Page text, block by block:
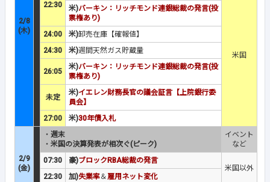
2/8
(木)
22:30
米国
米)バーキン：リッチモンド連銀総裁の発言(投
票権あり)
24:00
米)卸売在庫【確報値】
24:30
米)週間天然ガス貯蔵量
26:05
米)バーキン：リッチモンド連銀総裁の発言(投
票権あり)
未定
米)イエレン財務長官の議会証言【上院銀行委
員会】
27:00
米)30年債入札
2/9
(金)
・ 週末
・ 米国の決算発表が相次ぐ(ピーク)
イベント
など
07:30
豪)ブロックRBA総裁の発言
米国以外
22:30
加)失業率＆雇用ネット変化